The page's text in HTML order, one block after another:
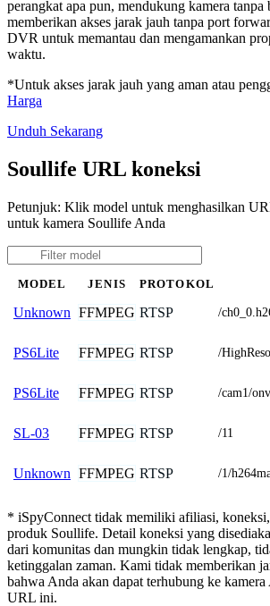
perangkat apa pun, mendukung kamera tanpa
memberikan akses jarak jauh tanpa port
DVR untuk memantau dan mengamankan
waktu.
*Untuk akses jarak jauh yang aman atau
Harga
Unduh Sekarang
Soullife URL koneksi
Petunjuk: Klik model untuk menghasilkan
untuk kamera Soullife Anda
MODEL JENIS PROTOKOL
Unknown FFMPEG RTSP /
PS6Lite FFMPEG RTSP /
PS6Lite FFMPEG RTSP /cam1/
SL-03 FFMPEG RTSP /11
Unknown FFMPEG RTSP /1/
* iSpyConnect tidak memiliki afiliasi, koneksi,
produk Soullife. Detail koneksi yang
dari komunitas dan mungkin tidak lengkap,
ketinggalan zaman. Kami tidak memberikan
bahwa Anda akan dapat terhubung ke
URL ini.